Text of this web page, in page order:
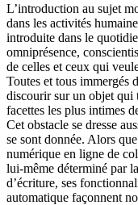
L’introduction au sujet
dans les activités
introduite dans le
omniprésence,
de celles et ceux qui
Toutes et tous immergés
discourir sur un objet qui
facettes les plus intimes
Cet obstacle se dresse
se sont donnée. Alors
numérique en ligne de
lui-même déterminé par
d’écriture, ses
automatique façonnent